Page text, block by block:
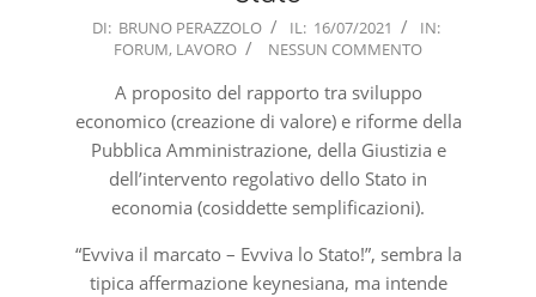
2021-
DI: BRUNO PERAZZOLO IL: 16/07/2021
IN:
FORUM, LAVORO NESSUN COMMENTO
A proposito del rapporto tra sviluppo
economico (creazione di valore) e riforme della
Pubblica Amministrazione, della Giustizia e
dell’intervento regolativo dello Stato in
economia (cosiddette semplificazioni).
“Evviva il marcato – Evviva lo Stato!”, sembra la
tipica affermazione keynesiana, ma intende